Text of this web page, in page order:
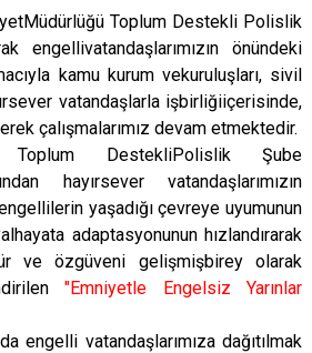
Toplum Destekli Polislik
engellivatandaşlarımızın önündeki
kamu kurum vekuruluşları, sivil
vatandaşlarla işbirliğiiçerisinde,
çalışmalarımız devam etmektedir.
Toplum DestekliPolislik Şube
hayırsever vatandaşlarımızın
yaşadığı çevreye uyumunun
adaptasyonunun hızlandırarak
ve özgüveni gelişmişbirey olarak
"Emniyetle Engelsiz Yarınlar
engelli vatandaşlarımıza dağıtılmak